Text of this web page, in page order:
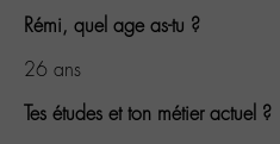
Rémi, quel age as-tu ?
26 ans
Tes études et ton métier actuel ?